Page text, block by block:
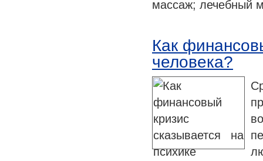
массаж; лечебный
Как
человека?